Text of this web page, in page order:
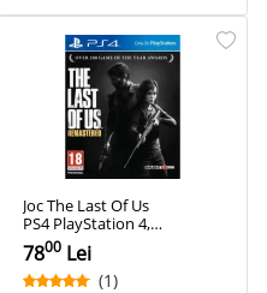
Joc The Last Of Us
PS4 PlayStation 4,
Second-Hand
7800 Lei
(1)